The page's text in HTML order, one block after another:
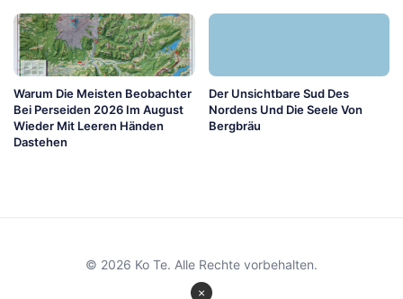
Warum Die Meisten Beobachter
Bei Perseiden 2026 Im August
Wieder Mit Leeren Händen
Dastehen
Der Unsichtbare Sud Des
Nordens Und Die Seele Von
Bergbräu
×
© 2026 Ko Te. Alle Rechte vorbehalten.